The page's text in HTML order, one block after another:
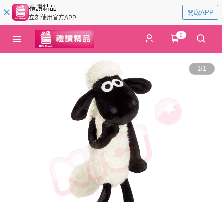
禮讚精品
立刻使用官方APP
開啟APP
0
1/1